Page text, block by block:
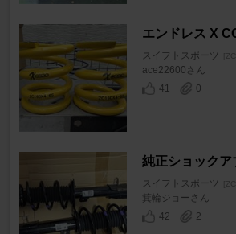
エンドレス X
スイフトスポーツ
ace22600さん
41
0
純正ショック
スイフトスポーツ
箕輪ジョーさん
42
2